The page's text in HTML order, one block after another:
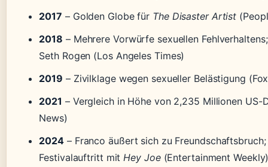
2017 – Golden Globe für The Disaster Artist
2018 – Mehrere Vorwürfe sexuellen
Seth Rogen (Los Angeles Times)
2019 – Zivilklage wegen sexueller Belästigung
2021 – Vergleich in Höhe von 2,235 Millionen US-
News)
2024 – Franco äußert sich zu Freundschaftsbruch;
Festivalauftritt mit Hey Joe(Entertainment